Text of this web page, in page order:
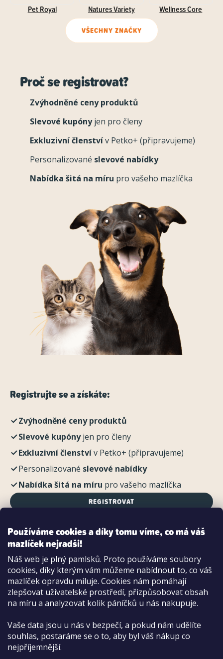
Používáme cookies a díky tomu víme, co má váš
mazlíček nejradši!
Náš web je plný pamlsků. Proto používáme soubory
cookies, díky kterým vám můžeme nabídnout to, co váš
mazlíček opravdu miluje. Cookies nám pomáhají
zlepšovat uživatelské prostředí, přizpůsobovat obsah
na míru a analyzovat kolik páníčků u nás nakupuje.
Vaše data jsou u nás v bezpečí, a pokud nám udělíte
souhlas, postaráme se o to, aby byl váš nákup co
nejpříjemnější.
Pet Royal Natures Variety Wellness Core
VŠECHNY ZNAČKY
Proč se registrovat?
Zvýhodněné ceny produktů
Slevové kupónyjen pro členy
Exkluzivní členstvív Petko+ (připravujeme)
Personalizované slevové nabídky
Nabídka šitá na míru pro vašeho mazlíčka
Registrujte se a získáte:
Zvýhodněné ceny produktů
Slevové kupónyjen pro členy
Exkluzivní členstvív Petko+ (připravujeme)
Personalizované slevové nabídky
Nabídka šitá na míru pro vašeho mazlíčka
REGISTROVAT
Možnosti platby:
Dobírkou
Hotově i kartou na pobočce